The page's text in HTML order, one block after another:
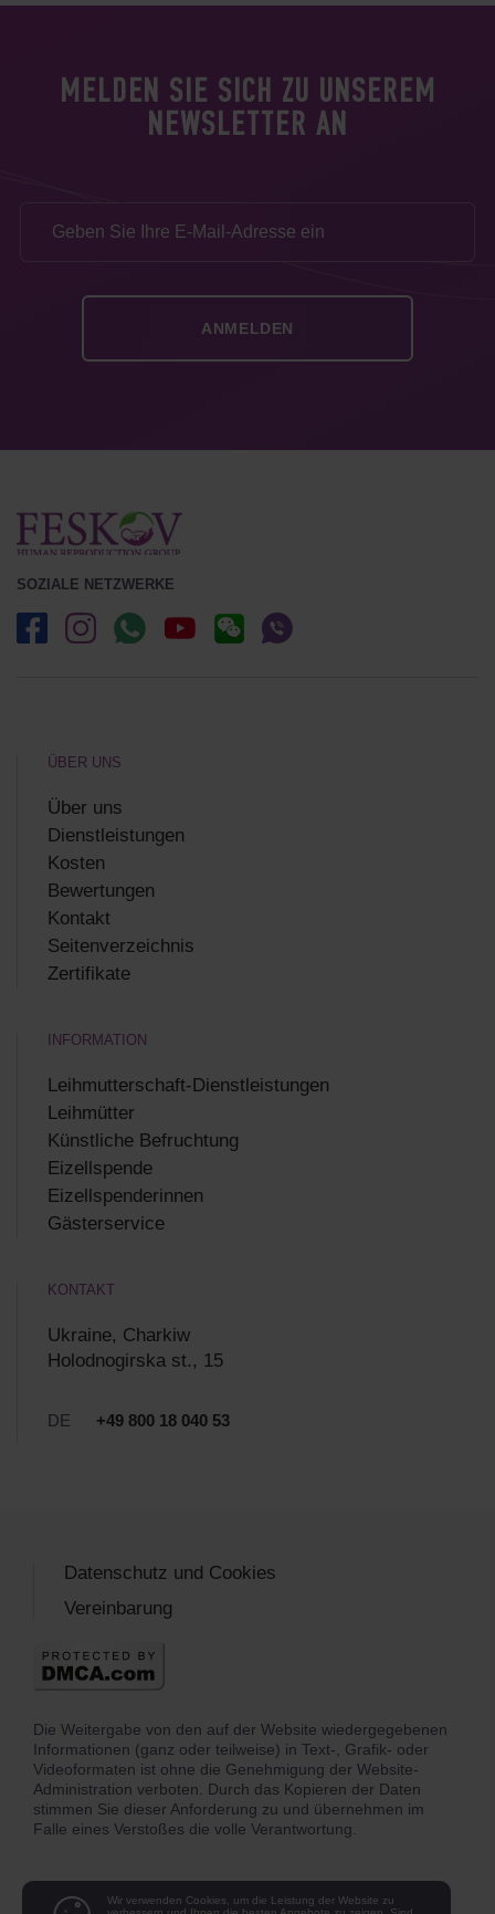
MELDEN SIE SICH ZU UNSEREM
NEWSLETTER AN
SOZIALE NETZWERKE
ÜBER UNS
Über uns
Dienstleistungen
Kosten
Bewertungen
Kontakt
Seitenverzeichnis
Zertifikate
INFORMATION
Leihmutterschaft-Dienstleistungen
Leihmütter
Künstliche Befruchtung
Eizellspende
Eizellspenderinnen
Gästerservice
KONTAKT
Ukraine, Charkiw
Holodnogirska st., 15
DE +49 800 18 040 53
Die Weitergabe von den auf der Website wiedergegebenen
Informationen (ganz oder teilweise) in Text-, Grafik- oder
Videoformaten ist ohne die Genehmigung der Website-
Administration verboten. Durch das Kopieren der Daten
stimmen Sie dieser Anforderung zu und übernehmen im
Falle eines Verstoßes die volle Verantwortung.
Datenschutz und Cookies
Vereinbarung
Wir verwenden Cookies, um die Leistung der Website zu